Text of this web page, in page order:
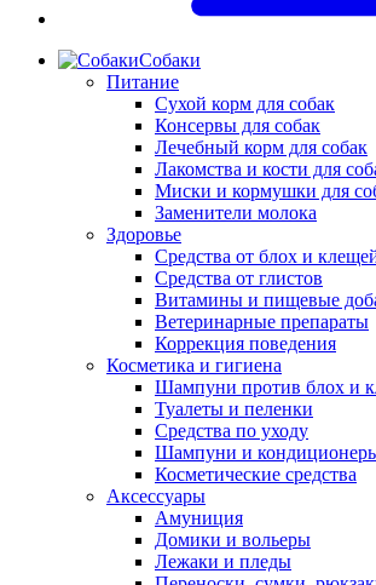
Собаки
Питание
Сухой корм для собак
Консервы для собак
Лечебный корм для собак
Лакомства и кости для
Миски и кормушки для
Заменители молока
Здоровье
Средства от блох и
Средства от глистов
Витамины и пищевые
Ветеринарные препараты
Коррекция поведения
Косметика и гигиена
Шампуни против блох и
Туалеты и пеленки
Средства по уходу
Шампуни и
Косметические средства
Аксессуары
Амуниция
Домики и вольеры
Лежаки и пледы